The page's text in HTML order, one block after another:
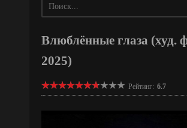
Влюблённые глаза (худ.
2025)
Рейтинг: 6.7